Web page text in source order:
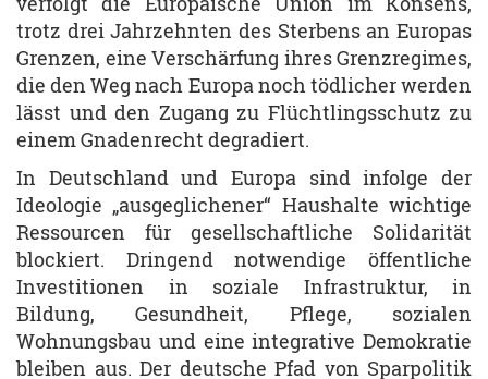
trotz drei Jahrzehnten des Sterbens an Europas
Grenzen, eine Verschärfung ihres Grenzregimes,
die den Weg nach Europa noch tödlicher werden
lässt und den Zugang zu Flüchtlingsschutz zu
einem Gnadenrecht degradiert.
In Deutschland und Europa sind infolge der
Ideologie „ausgeglichener“ Haushalte wichtige
Ressourcen für gesellschaftliche Solidarität
blockiert. Dringend notwendige öffentliche
Investitionen in soziale Infrastruktur, in
Bildung, Gesundheit, Pflege, sozialen
Wohnungsbau und eine integrative Demokratie
bleiben aus. Der deutsche Pfad von Sparpolitik